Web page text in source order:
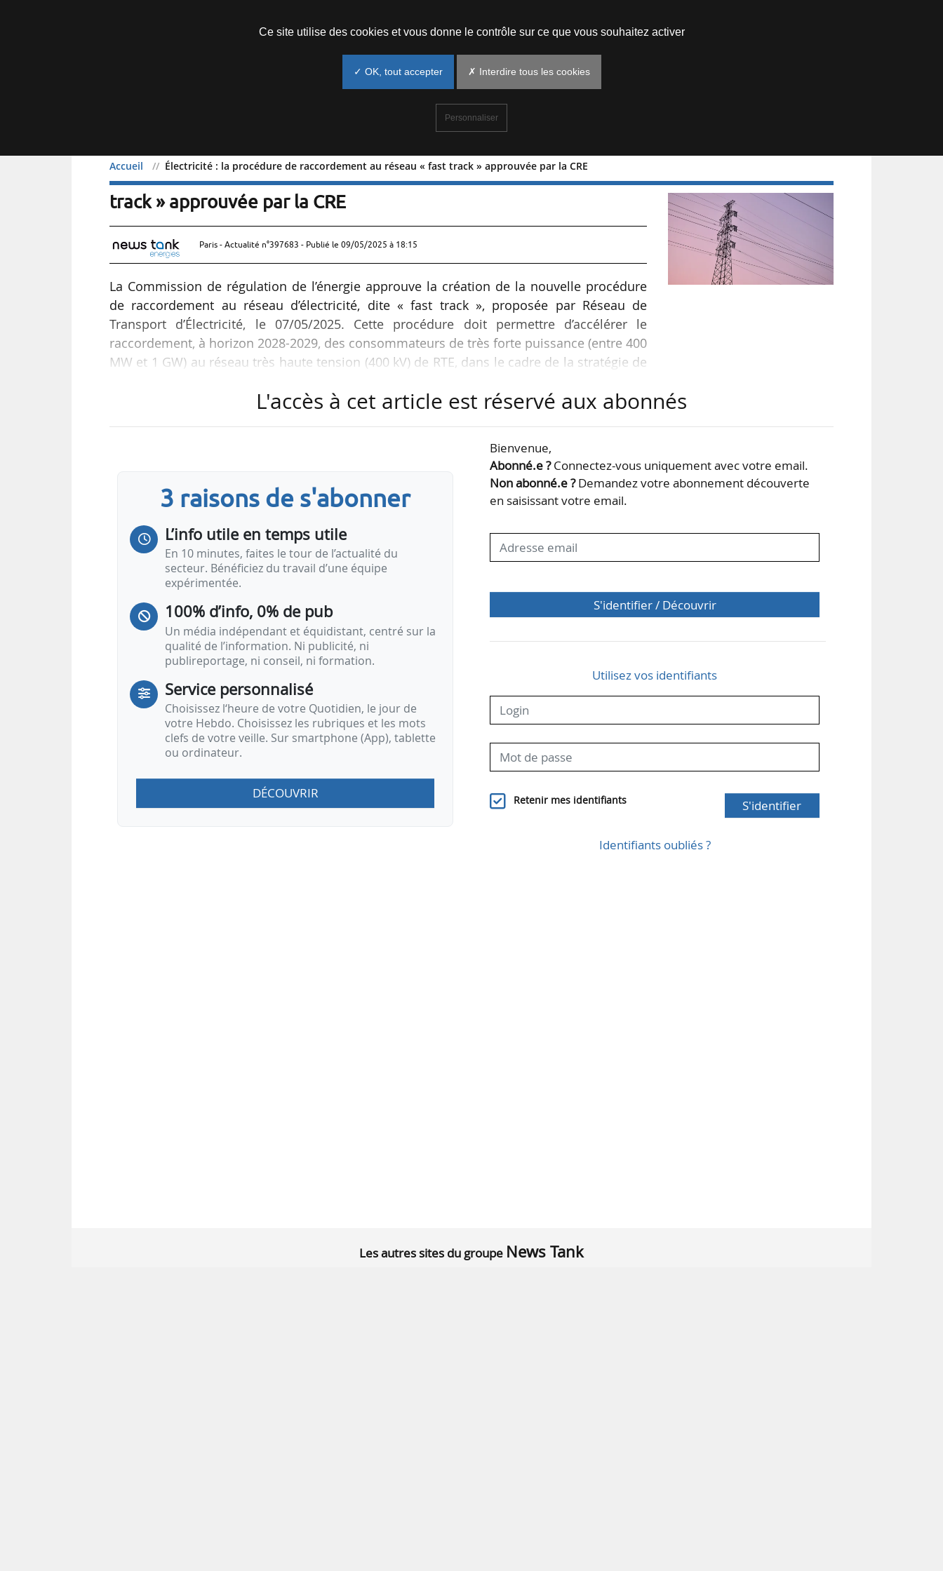
Accueil Électricité : la procédure de raccordement au réseau « fast track » approuvée par la CRE
Électricité : la procédure de raccordement au réseau « fast
track » approuvée par la CRE
Paris - Actualité n°397683 - Publié le 09/05/2025 à 18:15
La Commission de régulation de l’énergie approuve la création de la nouvelle procédure
de raccordement au réseau d’électricité, dite « fast track », proposée par Réseau de
Transport d’Électricité, le 07/05/2025. Cette procédure doit permettre d’accélérer le
raccordement, à horizon 2028-2029, des consommateurs de très forte puissance (entre 400
MW et 1 GW) au réseau très haute tension (400 kV) de RTE, dans le cadre de la stratégie de
« Cette procédure offre aux porteurs de projets la possibilité de demander un
raccordement accéléré et sans limitation à la capacité du réseau. Les projets bénéficiaires
L'accès à cet article est réservé aux abonnés
3 raisons de s'abonner
L’info utile en temps utile
En 10 minutes, faites le tour de l’actualité du
secteur. Bénéficiez du travail d’une équipe
expérimentée.
100% d’info, 0% de pub
Un média indépendant et équidistant, centré sur la
qualité de l’information. Ni publicité, ni
publireportage, ni conseil, ni formation.
Service personnalisé
Choisissez l‘heure de votre Quotidien, le jour de
votre Hebdo. Choisissez les rubriques et les mots
clefs de votre veille. Sur smartphone (App), tablette
ou ordinateur.
DÉCOUVRIR
Bienvenue,
Abonné.e ?Connectez-vous uniquement avec votre email.
Non abonné.e ?Demandez votre abonnement découverte
en saisissant votre email.
S'identifier / Découvrir
Utilisez vos identifiants
Retenir mes identifiants S'identifier
Identifiants oubliés ?
Les autres sites du groupe News Tank
Ce site utilise des cookies et vous donne le contrôle sur ce que vous souhaitez activer
✓ OK, tout accepter ✗ Interdire tous les cookies
Personnaliser